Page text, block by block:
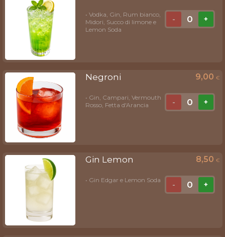
• Vodka, Gin, Rum bianco,
Midori, Succo di limone e
Lemon Soda
- 0 +
Negroni 9,00 €
• Gin, Campari, Vermouth
Rosso, Fetta d'Arancia
- 0 +
Gin Lemon 8,50 €
• Gin Edgar e Lemon Soda
- 0 +